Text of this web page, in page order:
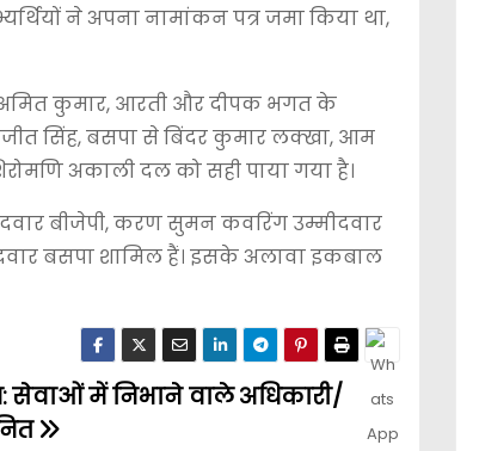
ने अपना नामांकन पत्र जमा किया था,
कुमार, आरती और दीपक भगत के
सिंह, बसपा से बिंदर कुमार लक्खा, आम
अकाली दल को सही पाया गया है।
बीजेपी, करण सुमन कवरिंग उम्मीदवार
बसपा शामिल हैं। इसके अलावा इकबाल
में निभाने वाले अधिकारी/